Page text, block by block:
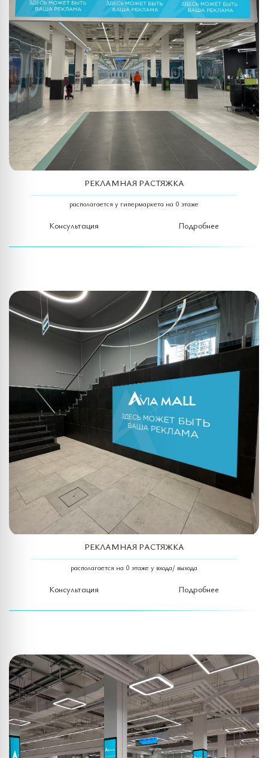
РЕКЛАМНАЯ РАСТЯЖКА
располагается у гипермаркета на 0 этаже
Консультация Подробнее
РЕКЛАМНАЯ РАСТЯЖКА
располагается на 0 этаже у входа/ выхода
Консультация Подробнее